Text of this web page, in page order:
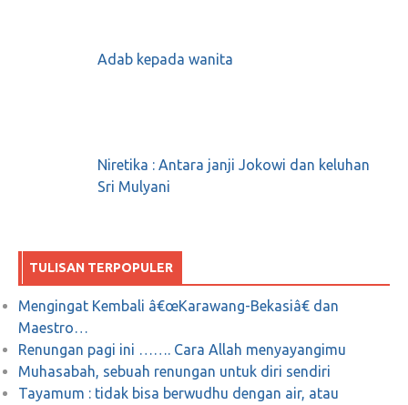
Cagub Jatim; Ini Posting yang Dirasa
Melecehkan
November 24, 2017
Adab kepada wanita
Niretika : Antara janji Jokowi dan keluhan
Sri Mulyani
TULISAN TERPOPULER
Mengingat Kembali â€œKarawang-Bekasiâ€ dan
Maestro…
Renungan pagi ini ……. Cara Allah menyayangimu
Muhasabah, sebuah renungan untuk diri sendiri
Tayamum : tidak bisa berwudhu dengan air, atau